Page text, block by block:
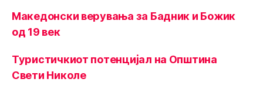
Македонски верувања за Бадник и Божик
од 19 век
Туристичкиот потенцијал на Општина
Свети Николе